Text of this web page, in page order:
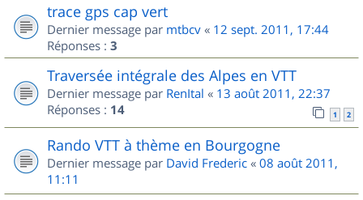
trace gps cap vert
Dernier message par mtbcv « 12 sept. 2011, 17:44
Réponses : 3
Traversée intégrale des Alpes en VTT
Dernier message par RenItal « 13 août 2011, 22:37
Réponses : 14 1 2
Rando VTT à thème en Bourgogne
Dernier message par David Frederic « 08 août 2011,
11:11